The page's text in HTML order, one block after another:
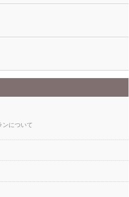
ンについて